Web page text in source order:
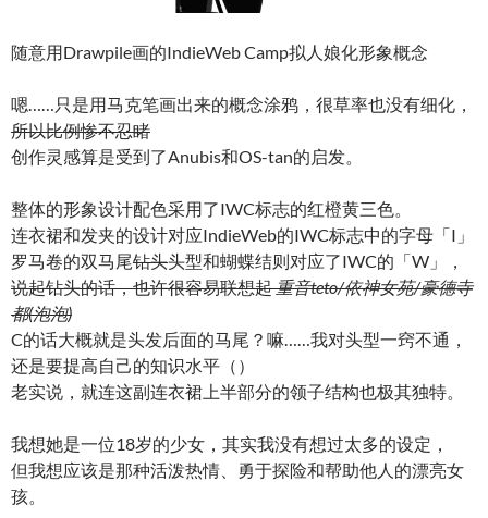
随意用Drawpile画的IndieWeb Camp拟人娘化形象概念
嗯……只是用马克笔画出来的概念涂鸦，很草率也没有细化，
所以比例惨不忍睹
创作灵感算是受到了Anubis和OS-tan的启发。
整体的形象设计配色采用了IWC标志的红橙黄三色。
连衣裙和发夹的设计对应IndieWeb的IWC标志中的字母「I」
罗马卷的双马尾钻头头型和蝴蝶结则对应了IWC的「W」，
说起钻头的话，也许很容易联想起重音teto/依神女苑/豪德寺
都(泡泡)
C的话大概就是头发后面的马尾？嘛……我对头型一窍不通，
还是要提高自己的知识水平（）
老实说，就连这副连衣裙上半部分的领子结构也极其独特。
我想她是一位18岁的少女，其实我没有想过太多的设定，
但我想应该是那种活泼热情、勇于探险和帮助他人的漂亮女
孩。